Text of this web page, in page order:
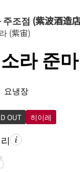
주조점 (紫波酒造
(紫宙)
라 준
요냉장
OUT 히이레